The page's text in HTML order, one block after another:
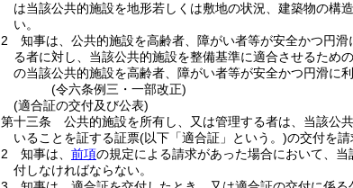
は当該公共的施設を地形若しくは敷地の状況、建築物の構
い。
2
知事は、公共的施設を高齢者、障がい者等が安全かつ円
る者に対し、当該公共的施設を整備基準に適合させるため
の当該公共的施設を高齢者、障がい者等が安全かつ円滑に
(令六条例三・一部改正)
(適合証の交付及び公表)
第十三条
公共的施設を所有し、又は管理する者は、当該公
いることを証する証票(以下「適合証」という。)の交付を請
2
知事は、 前項の規定による請求があった場合において、
付しなければならない。